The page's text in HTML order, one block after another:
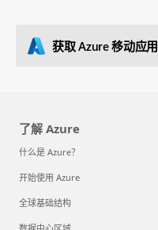
获取 Azure 移动应用
了解 Azure
什么是 Azure？
开始使用 Azure
全球基础结构